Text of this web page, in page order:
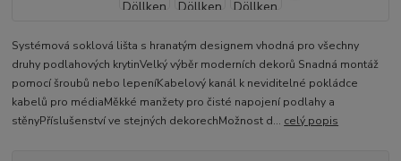
Systémová soklová lišta s hranatým designem vhodná pro všechny
druhy podlahových krytinVelký výběr moderních dekorů Snadná montáž
pomocí šroubů nebo lepeníKabelový kanál k neviditelné pokládce
kabelů pro médiaMěkké manžety pro čisté napojení podlahy a
stěnyPříslušenství ve stejných dekorechMožnost d... celý popis